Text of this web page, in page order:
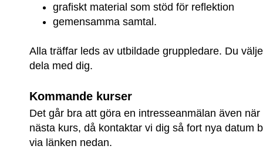
grafiskt material som stöd för reflektion
gemensamma samtal.
Alla träffar leds av utbildade gruppledare. Du
dela med dig.
Kommande kurser
Det går bra att göra en intresseanmälan även
nästa kurs, då kontaktar vi dig så fort nya datum
via länken nedan.